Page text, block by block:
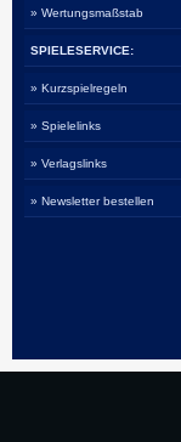
» Wertungsmaßstab
SPIELESERVICE:
» Kurzspielregeln
» Spielelinks
» Verlagslinks
» Newsletter bestellen